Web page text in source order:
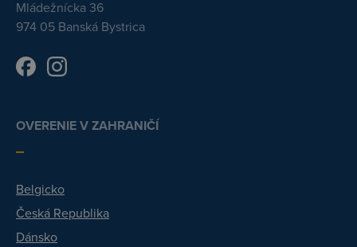
Mládežnícka 36
974 05 Banská Bystrica
OVERENIE V ZAHRANIČÍ
Belgicko
Česká Republika
Dánsko